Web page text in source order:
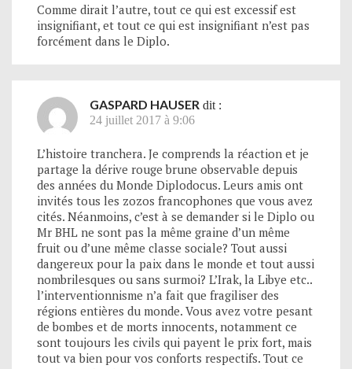
Comme dirait l’autre, tout ce qui est excessif est
insignifiant, et tout ce qui est insignifiant n’est pas
forcément dans le Diplo.
GASPARD HAUSER dit :
24 juillet 2017 à 9:06
L’histoire tranchera. Je comprends la réaction et je
partage la dérive rouge brune observable depuis
des années du Monde Diplodocus. Leurs amis ont
invités tous les zozos francophones que vous avez
cités. Néanmoins, c’est à se demander si le Diplo ou
Mr BHL ne sont pas la même graine d’un même
fruit ou d’une même classe sociale? Tout aussi
dangereux pour la paix dans le monde et tout aussi
nombrilesques ou sans surmoi? L’Irak, la Libye etc..
l’interventionnisme n’a fait que fragiliser des
régions entières du monde. Vous avez votre pesant
de bombes et de morts innocents, notamment ce
sont toujours les civils qui payent le prix fort, mais
tout va bien pour vos conforts respectifs. Tout ce